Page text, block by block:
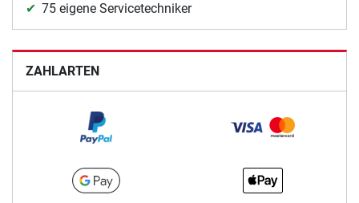
75 eigene Servicetechniker
ZAHLARTEN